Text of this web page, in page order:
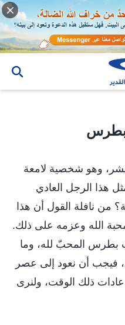
بطرس
وهو شخصية لامعة
هذا الرجل العادي
من نافلة القول أن هذا
الله وعزمه على ذلك.
بطرس المحبّ لله، وما
فيجب أن نعود إلى عصر
ذلك الوقت، ولنرى